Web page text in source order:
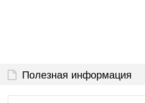
Полезная информация